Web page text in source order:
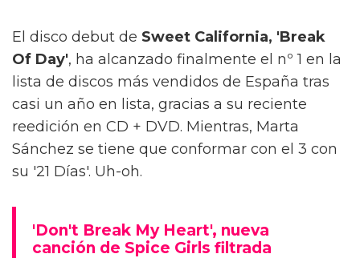
El disco debut de Sweet California, 'Break
Of Day', ha alcanzado finalmente el nº 1 en la
lista de discos más vendidos de España tras
casi un año en lista, gracias a su reciente
reedición en CD + DVD. Mientras, Marta
Sánchez se tiene que conformar con el 3 con
su '21 Días'. Uh-oh.
'Don't Break My Heart', nueva
canción de Spice Girls filtrada